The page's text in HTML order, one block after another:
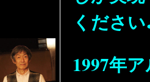
くださ
1997年